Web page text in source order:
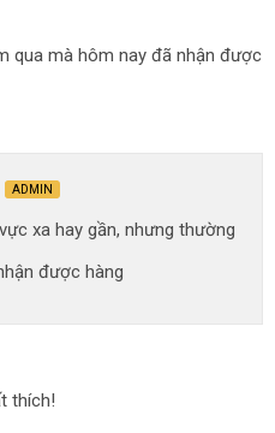
qua mà hôm nay đã nhận được
ADMIN
xa hay gần, nhưng thường
được hàng
thích!